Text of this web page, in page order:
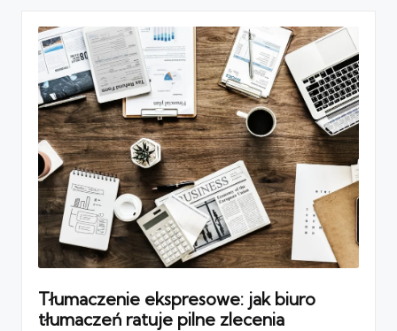
Tłumaczenie ekspresowe: jak biuro
tłumaczeń ratuje pilne zlecenia